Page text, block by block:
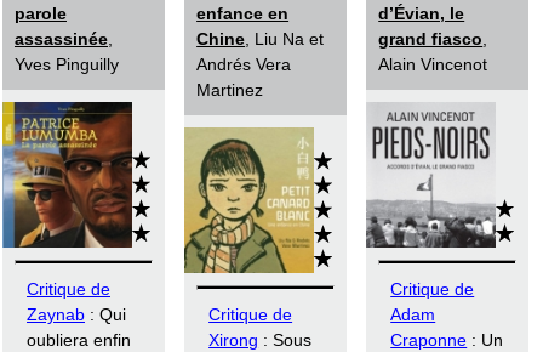
parole
assassinée
Yves Pinguilly
Critique de
Zaynab : Qui
oubliera enfin
enfance en
Chine , Liu Na et
Andrés Vera
Martinez
Critique de
Xirong : Sous
d’Évian, le
grand fiasco
Alain Vincenot
Critique de
Adam
Craponne : Un